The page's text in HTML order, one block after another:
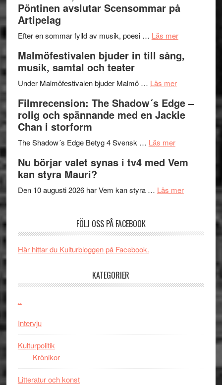
Delvis
genrens
terräng
på
Pöntinen avslutar Scensommar på
Artipelag
Efter en sommar fylld av musik, poesi … Läs merom
Endre,
Roland
Pöntinen
Artipelag
Malmöfestivalen bjuder in till sång,
musik, samtal och teater
Under Malmöfestivalen bjuder Malmö … Läs merom
bjuder
in
samtal
teater
Filmrecension: The Shadow´s Edge –
rolig och spännande med en Jackie
Chan i storform
The Shadow´s Edge Betyg 4 Svensk … Läs merom
The
´s
och
Jackie
Nu börjar valet synas i tv4 med Vem
kan styra Mauri?
Den 10 augusti 2026 har Vem kan styra … Läs merom
synas
Vem
FÖLJ OSS PÅ FACEBOOK
Här hittar du Kulturbloggen på Facebook.
KATEGORIER
..
Intervju
Kulturpolitik
Krönikor
Litteratur och konst